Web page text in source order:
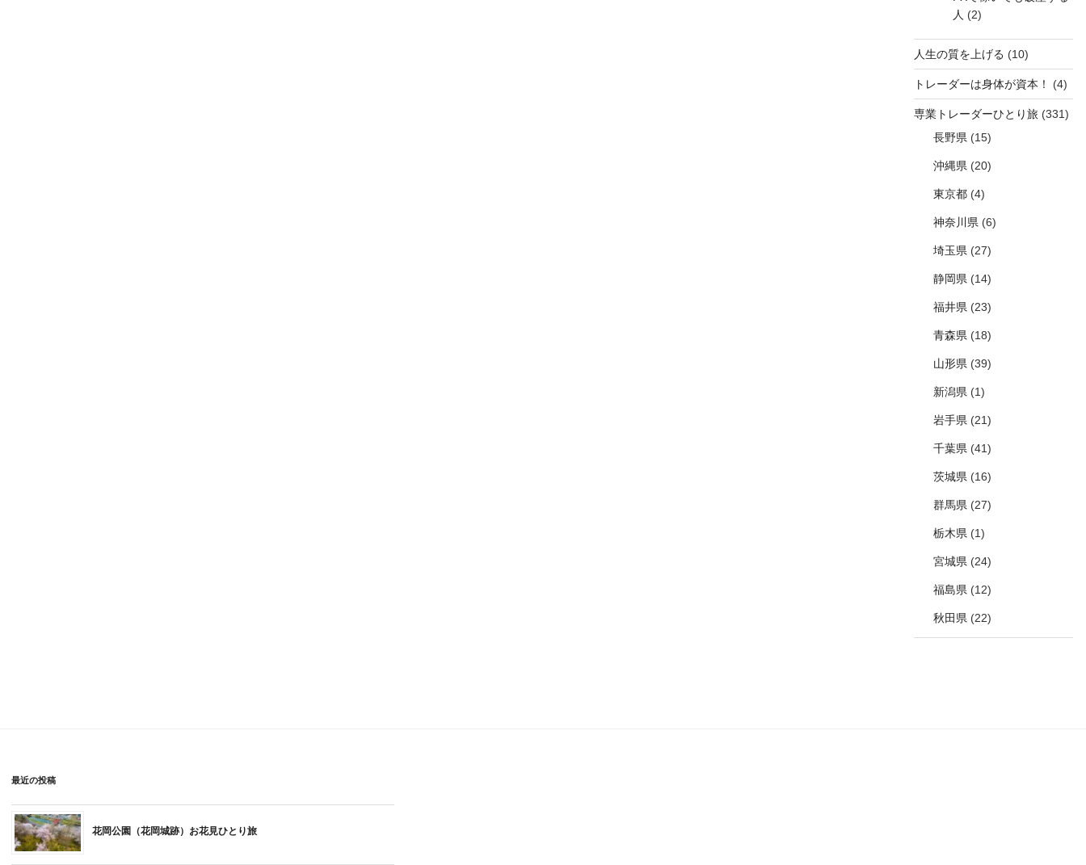
人 (2)
人生の質を上げる (10)
トレーダーは身体が資本！ (4)
専業トレーダーひとり旅 (331)
長野県 (15)
沖縄県 (20)
東京都 (4)
神奈川県 (6)
埼玉県 (27)
静岡県 (14)
福井県 (23)
青森県 (18)
山形県 (39)
新潟県 (1)
岩手県 (21)
千葉県 (41)
茨城県 (16)
群馬県 (27)
栃木県 (1)
宮城県 (24)
福島県 (12)
秋田県 (22)
最近の投稿
花岡公園（花岡城跡）お花見ひとり旅